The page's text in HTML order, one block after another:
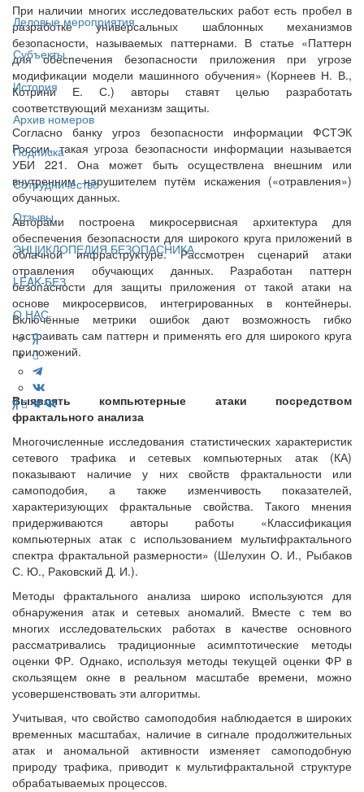
Деловые мероприятия
Субъекты
История
Архив номеров
Подписка
Сотрудничество
Отзывы
ЭНЦИКЛОПЕДИЯ БЕЗОПАСНИКА
LEAK-БЕЗ
О НАС
При наличии многих исследовательских работ есть пробел в
разработке универсальных шаблонных механизмов
безопасности, называемых паттернами. В статье «Паттерн
для обеспечения безопасности приложения при угрозе
модификации модели машинного обучения» (Корнеев Н. В.,
Котрини Е. С.) авторы ставят целью разработать
соответствующий механизм защиты.
Согласно банку угроз безопасности информации ФСТЭК
России, такая угроза безопасности информации называется
УБИ 221. Она может быть осуществлена внешним или
внутренним нарушителем путём искажения («отравления»)
обучающих данных.
Авторами построена микросервисная архитектура для
обеспечения безопасности для широкого круга приложений в
облачной инфраструктуре. Рассмотрен сценарий атаки
отравления обучающих данных. Разработан паттерн
безопасности для защиты приложения от такой атаки на
основе микросервисов, интегрированных в контейнеры.
Включённые метрики ошибок дают возможность гибко
настраивать сам паттерн и применять его для широкого круга
приложений.
Выявлять компьютерные атаки посредством
фрактального анализа
Многочисленные исследования статистических характеристик
сетевого трафика и сетевых компьютерных атак (КА)
показывают наличие у них свойств фрактальности или
самоподобия, а также изменчивость показателей,
характеризующих фрактальные свойства. Такого мнения
придерживаются авторы работы «Классификация
компьютерных атак с использованием мультифрактального
спектра фрактальной размерности» (Шелухин О. И., Рыбаков
С. Ю., Раковский Д. И.).
Методы фрактального анализа широко используются для
обнаружения атак и сетевых аномалий. Вместе с тем во
многих исследовательских работах в качестве основного
рассматривались традиционные асимптотические методы
оценки ФР. Однако, используя методы текущей оценки ФР в
скользящем окне в реальном масштабе времени, можно
усовершенствовать эти алгоритмы.
Учитывая, что свойство самоподобия наблюдается в широких
временных масштабах, наличие в сигнале продолжительных
атак и аномальной активности изменяет самоподобную
природу трафика, приводит к мультифрактальной структуре
обрабатываемых процессов.